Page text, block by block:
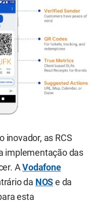
inovador, as RCS
implementação das
AVodafone
da NOS e da
esta